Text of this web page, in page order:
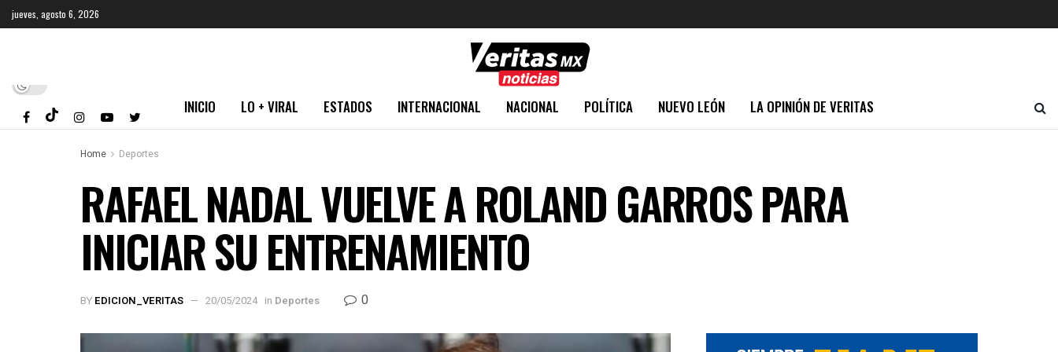
jueves, agosto 6, 2026
INICIO LO + VIRAL ESTADOS INTERNACIONAL NACIONAL POLÍTICA NUEVO LEÓN LA OPINIÓN DE VERITAS
Home Deportes
RAFAEL NADAL VUELVE A ROLAND GARROS PARA
INICIAR SU ENTRENAMIENTO
BY EDICION_VERITAS 20/05/2024 in Deportes 0